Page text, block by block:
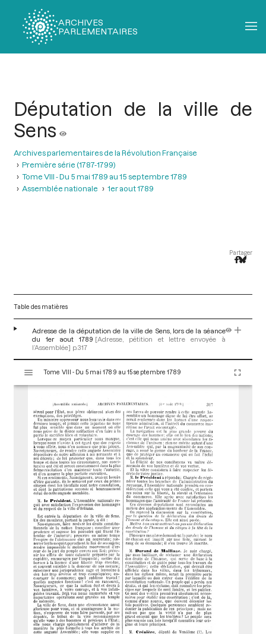
ARCHIVES
PARLEMENTAIRES
Députation de la ville de
Sens
Archives parlementaires de la Révolution Française
Première série (1787-1799)
Tome VIII - Du 5 mai 1789 au 15 septembre 1789
Assemblée nationale
1er aout 1789
Partager
Table des matières
Adresse de la députation de la ville de Sens, lors de la séance
du 1er aout 1789 [Adresse, pétition et lettre envoyée à
l’Assemblée] p.317
s
Tome VIII - Du 5 mai 1789 au 15 septembre 1789